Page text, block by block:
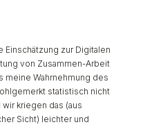
Einschätzung zur Digitalen
von Zusammen-Arbeit
meine Wahrnehmung des
statistisch nicht
kriegen das (aus
Sicht) leichter und